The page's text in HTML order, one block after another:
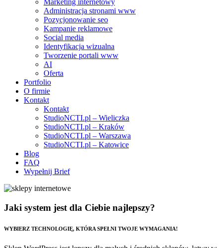
Marketing internetowy
Administracja stronami www
Pozycjonowanie seo
Kampanie reklamowe
Social media
Identyfikacja wizualna
Tworzenie portali www
AI
Oferta
Portfolio
O firmie
Kontakt
Kontakt
StudioNCTI.pl – Wieliczka
StudioNCTI.pl – Kraków
StudioNCTI.pl – Warszawa
StudioNCTI.pl – Katowice
Blog
FAQ
Wypełnij Brief
Jaki system jest dla Ciebie najlepszy?
WYBIERZ TECHNOLOGIĘ, KTÓRA SPEŁNI TWOJE WYMAGANIA!